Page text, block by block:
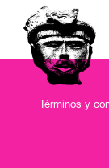
Términos y